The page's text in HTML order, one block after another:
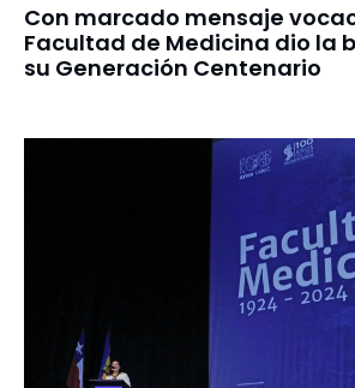
Con marcado mensaje
Facultad de Medicina dio la
su Generación Centenario